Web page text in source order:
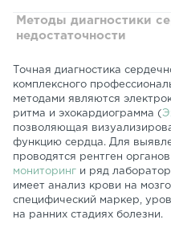
Методы диагностики
недостаточности
Точная диагностика
комплексного
методами являются
ритма и эхокардиограмма (
позволяющая
функцию сердца. Для
проводятся рентген
мониторинг и ряд
имеет анализ крови на
специфический маркер,
на ранних стадиях болезни.